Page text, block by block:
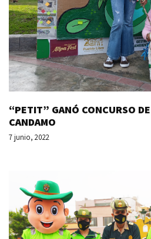
“PETIT” GANÓ CONCURSO
CANDAMO
7 junio, 2022